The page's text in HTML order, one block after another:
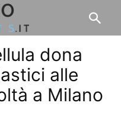
dona
alle
a Milano